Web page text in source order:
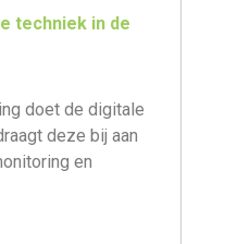
techniek in de
doet de digitale
deze bij aan
en